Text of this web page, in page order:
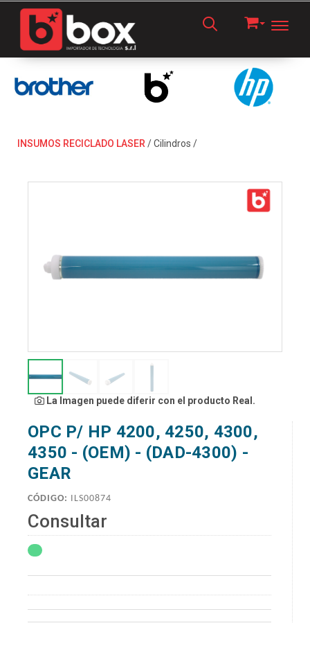
INSUMOS RECICLADO LASER/Cilindros /
La Imagen puede diferir con el producto Real.
OPC P/ HP 4200, 4250, 4300,
4350 - (OEM) - (DAD-4300) -
GEAR
CÓDIGO: ILS00874
Consultar